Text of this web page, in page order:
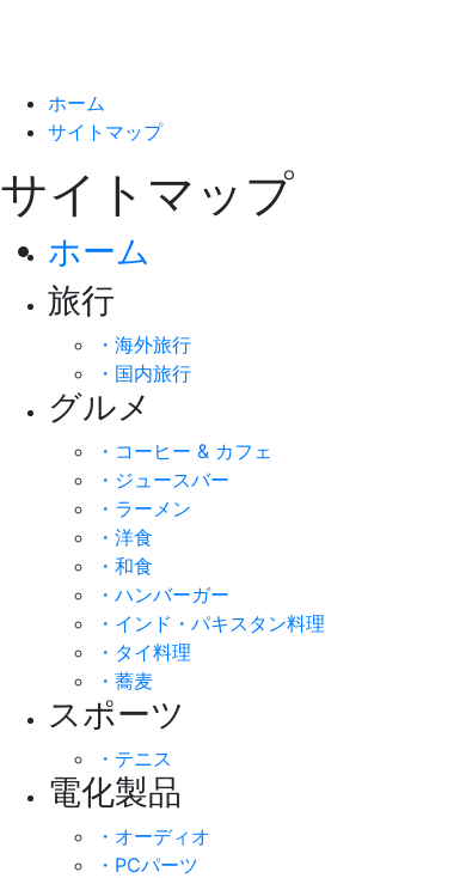
ホーム
サイトマップ
サイトマップ
ホーム
旅行
・海外旅行
・国内旅行
グルメ
・コーヒー & カフェ
・ジュースバー
・ラーメン
・洋食
・和食
・ハンバーガー
・インド・パキスタン料理
・タイ料理
・蕎麦
スポーツ
・テニス
電化製品
・オーディオ
・PCパーツ